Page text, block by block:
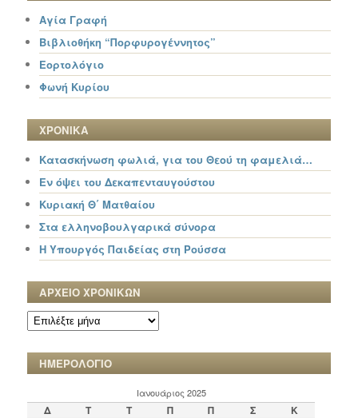
Αγία Γραφή
Βιβλιοθήκη “Πορφυρογέννητος”
Εορτολόγιο
Φωνή Κυρίου
ΧΡΟΝΙΚΑ
Κατασκήνωση φωλιά, για του Θεού τη φαμελιά…
Εν όψει του Δεκαπενταυγούστου
Κυριακή Θ΄ Ματθαίου
Στα ελληνοβουλγαρικά σύνορα
Η Υπουργός Παιδείας στη Ρούσσα
ΑΡΧΕΙΟ ΧΡΟΝΙΚΩΝ
ΑΡΧΕΙΟ
ΧΡΟΝΙΚΩΝ
ΗΜΕΡΟΛΟΓΙΟ
Ιανουάριος 2025
Δ Τ Τ Π Π Σ
Κ